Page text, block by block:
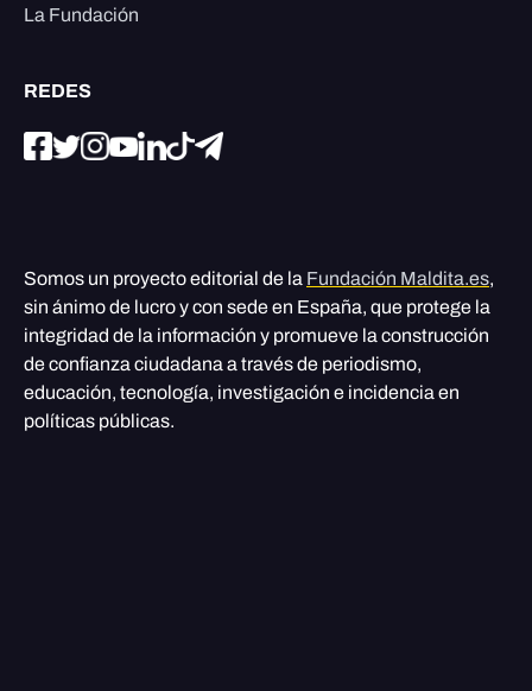
La Fundación
REDES
Somos un proyecto editorial de la Fundación Maldita.es,
sin ánimo de lucro y con sede en España, que protege la
integridad de la información y promueve la construcción
de confianza ciudadana a través de periodismo,
educación, tecnología, investigación e incidencia en
políticas públicas.